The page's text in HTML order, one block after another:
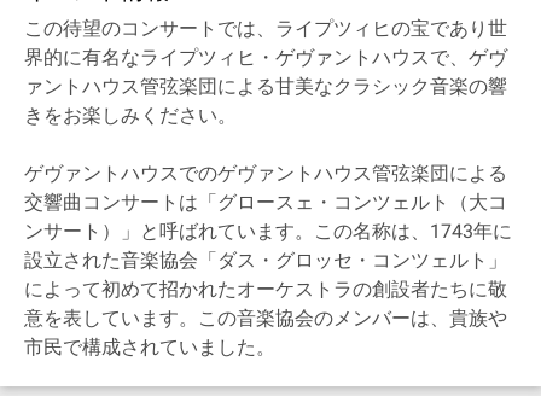
この待望のコンサートでは、ライプツィヒの宝であり世
界的に有名なライプツィヒ・ゲヴァントハウスで、ゲヴ
ァントハウス管弦楽団による甘美なクラシック音楽の響
きをお楽しみください。
ゲヴァントハウスでのゲヴァントハウス管弦楽団による
交響曲コンサートは「グロースェ・コンツェルト（大コ
ンサート）」と呼ばれています。この名称は、1743年に
設立された音楽協会「ダス・グロッセ・コンツェルト」
によって初めて招かれたオーケストラの創設者たちに敬
意を表しています。この音楽協会のメンバーは、貴族や
市民で構成されていました。